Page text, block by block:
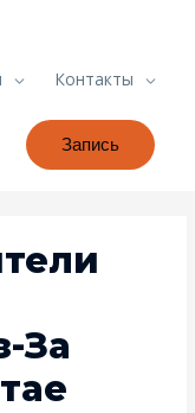
Контакты
Запись
За